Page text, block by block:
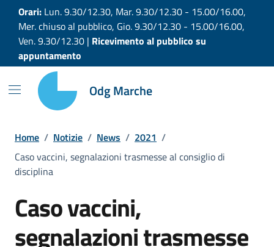
Vai ai contenuti
Vai al footer
Orari: Lun. 9.30/12.30, Mar. 9.30/12.30 - 15.00/16.00,
Mer. chiuso al pubblico, Gio. 9.30/12.30 - 15.00/16.00,
Ven. 9.30/12.30 | Ricevimento al pubblico su
appuntamento
Odg Marche
Home / Notizie / News / 2021 /
Caso vaccini, segnalazioni trasmesse al consiglio di
disciplina
Caso vaccini,
segnalazioni trasmesse